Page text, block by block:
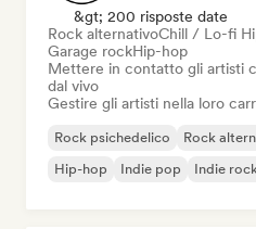
&gt; 200 risposte date
Rock alternativoChill / Lo-fi
Garage rockHip-hop
Mettere in contatto gli artisti
dal vivo
Gestire gli artisti nella loro
Rock psichedelico Rock
Hip-hop
Indie pop Indie